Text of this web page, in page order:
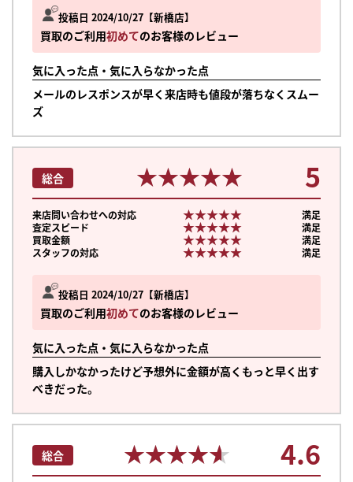
投稿日 2024/10/27 新橋店
買取のご利用初めてのお客様のレビュー
気に入った点・気に入らなかった点
メールのレスポンスが早く来店時も値段が落ちなくスムー
ズ
投稿日 2024/10/27 新橋店
買取のご利用初めてのお客様のレビュー
気に入った点・気に入らなかった点
購入しかなかったけど予想外に金額が高くもっと早く出す
べきだった。
総合 ★★★★★
★★★★★ 5
来店問い合わせへの対応 ★★★★★
★★★★★
満足
査定スピード
★★★★★
★★★★★
満足
買取金額
★★★★★
★★★★★
満足
スタッフの対応
★★★★★
★★★★★ 満足
総合 ★★★★★
★★★★★ 4.6